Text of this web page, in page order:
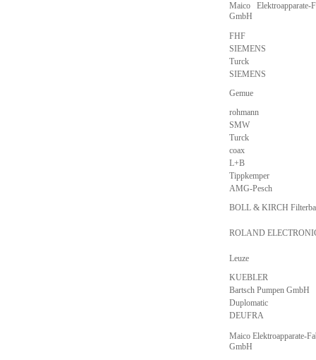
Maico Elektroapparate-
GmbH
FHF
SIEMENS
Turck
SIEMENS
Gemue
rohmann
SMW
Turck
coax
L+B
Tippkemper
AMG-Pesch
BOLL & KIRCH
ROLAND
Leuze
KUEBLER
Bartsch Pumpen GmbH
Duplomatic
DEUFRA
Maico Elektroapparate-
GmbH